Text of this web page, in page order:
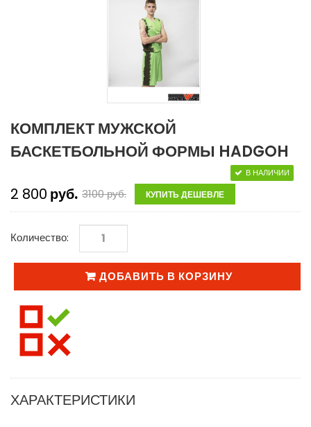
КОМПЛЕКТ МУЖСКОЙ
БАСКЕТБОЛЬНОЙ ФОРМЫ HADGOH
2 800 руб. 3100руб. КУПИТЬ ДЕШЕВЛЕ
В НАЛИЧИИ
Количество:
ДОБАВИТЬ В КОРЗИНУ
ХАРАКТЕРИСТИКИ